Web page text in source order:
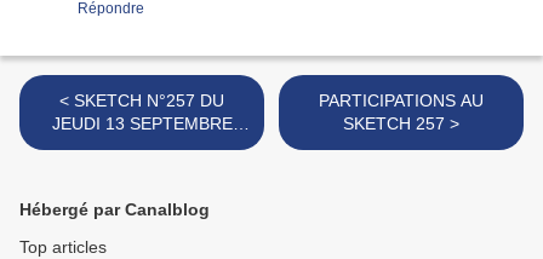
Répondre
< SKETCH N°257 DU
JEUDI 13 SEPTEMBRE
2012
PARTICIPATIONS AU
SKETCH 257 >
Hébergé par Canalblog
Top articles